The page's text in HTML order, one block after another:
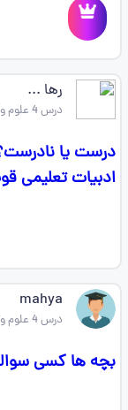
رها ...
درس 4 علوم و فنون ادبی دهم
درست یا
ادبیات تعلیمی
mahya
درس 4 علوم و فنون ادبی دهم
بچه ها کسی سوالای درس ۱۰